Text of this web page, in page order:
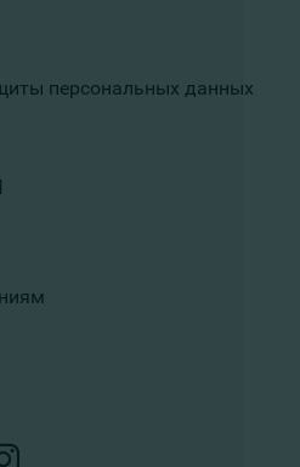
персональных данных